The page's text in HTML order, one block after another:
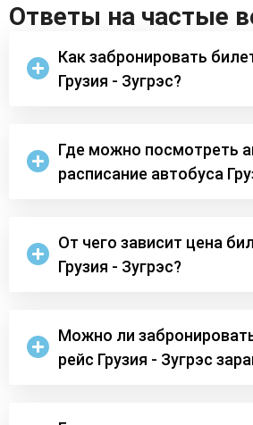
Ответы на частые
Как забронировать
Грузия - Зугрэс?
Где можно посмотреть
расписание автобуса
От чего зависит цена
Грузия - Зугрэс?
Можно ли
рейс Грузия - Зугрэс